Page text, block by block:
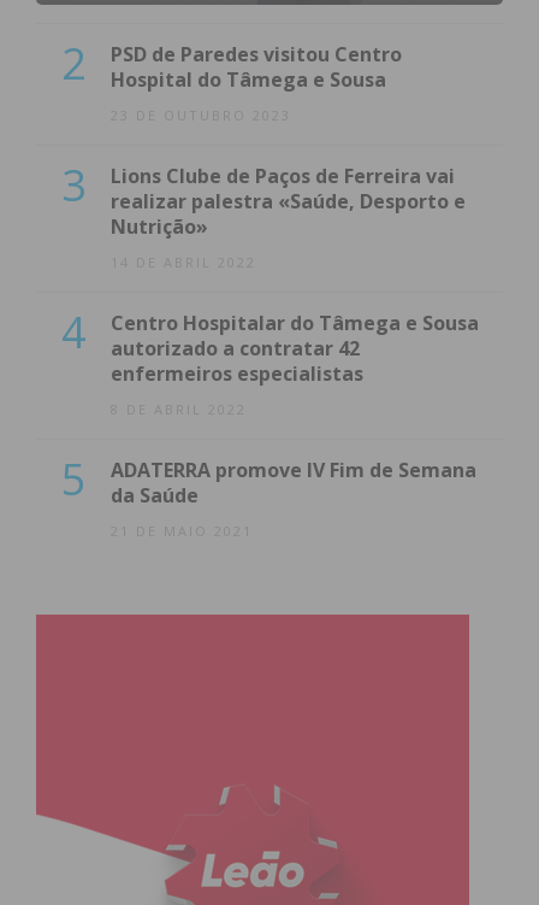
2
PSD de Paredes visitou Centro
Hospital do Tâmega e Sousa
23 DE OUTUBRO 2023
3
Lions Clube de Paços de Ferreira vai
realizar palestra «Saúde, Desporto e
Nutrição»
14 DE ABRIL 2022
4
Centro Hospitalar do Tâmega e Sousa
autorizado a contratar 42
enfermeiros especialistas
8 DE ABRIL 2022
5
ADATERRA promove IV Fim de Semana
da Saúde
21 DE MAIO 2021